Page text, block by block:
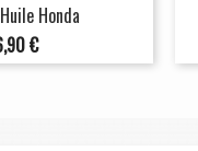
Honda
€